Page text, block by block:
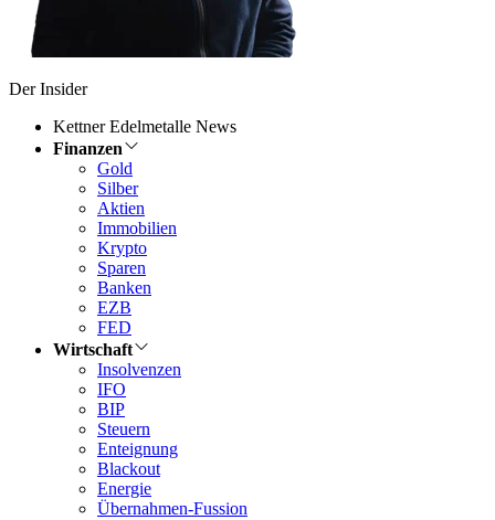
Der Insider
Kettner Edelmetalle News
Finanzen
Gold
Silber
Aktien
Immobilien
Krypto
Sparen
Banken
EZB
FED
Wirtschaft
Insolvenzen
IFO
BIP
Steuern
Enteignung
Blackout
Energie
Übernahmen-Fussion